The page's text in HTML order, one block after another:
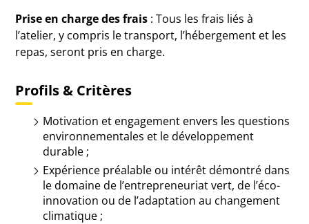
Prise en charge des frais : Tous les frais liés à
l’atelier, y compris le transport, l’hébergement et les
repas, seront pris en charge.
Profils & Critères
Motivation et engagement envers les questions
environnementales et le développement
durable ;
Expérience préalable ou intérêt démontré dans
le domaine de l’entrepreneuriat vert, de l’éco-
innovation ou de l’adaptation au changement
climatique ;